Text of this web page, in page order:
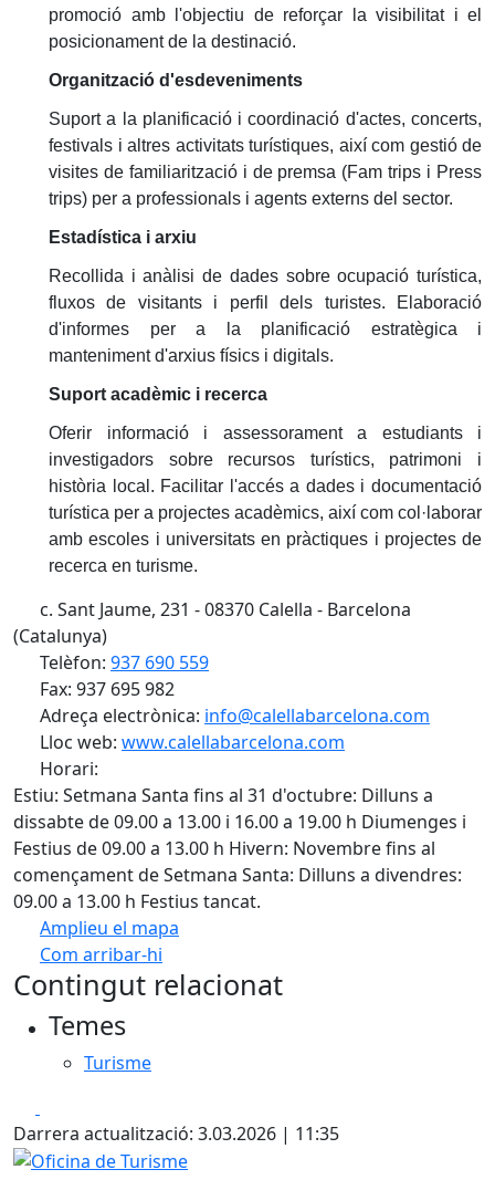
promoció amb l'objectiu de reforçar la visibilitat i el
posicionament de la destinació.
Organització d'esdeveniments
Suport a la planificació i coordinació d'actes, concerts,
festivals i altres activitats turístiques, així com gestió de
visites de familiarització i de premsa (Fam trips i Press
trips) per a professionals i agents externs del sector.
Estadística i arxiu
Recollida i anàlisi de dades sobre ocupació turística,
fluxos de visitants i perfil dels turistes. Elaboració
d'informes per a la planificació estratègica i
manteniment d'arxius físics i digitals.
Suport acadèmic i recerca
Oferir informació i assessorament a estudiants i
investigadors sobre recursos turístics, patrimoni i
història local. Facilitar l'accés a dades i documentació
turística per a projectes acadèmics, així com col·laborar
amb escoles i universitats en pràctiques i projectes de
recerca en turisme.
c. Sant Jaume, 231 - 08370 Calella - Barcelona
(Catalunya)
Telèfon: 937 690 559
Fax: 937 695 982
Adreça electrònica: info@calellabarcelona.com
Lloc web: www.calellabarcelona.com
Horari:
Estiu: Setmana Santa fins al 31 d'octubre: Dilluns a
dissabte de 09.00 a 13.00 i 16.00 a 19.00 h Diumenges i
Festius de 09.00 a 13.00 h Hivern: Novembre fins al
començament de Setmana Santa: Dilluns a divendres:
09.00 a 13.00 h Festius tancat.
Amplieu el mapa
Com arribar-hi
+
Contingut relacionat
Temes
Turisme
Darrera actualització: 3.03.2026 | 11:35
Oficina de Turisme